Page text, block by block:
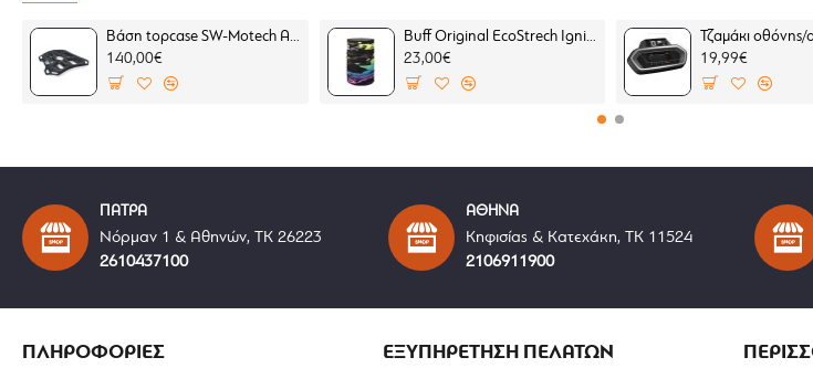
Βάση topcase SW-Motech ADVENTURE-RACK BMW F 450 GS μαύρη (για BMW σχάρα)
140,00€
Buff Original EcoStrech Ignite Multi (μαντήλι λαιμού)
23,00€
19,99€
ΠΑΤΡΑ
Νόρμαν 1 & Αθηνών, ΤΚ 26223
2610437100
ΑΘΗΝΑ
Κηφισίας & Κατεχάκη, ΤΚ 11524
2106911900
ΠΛΗΡΟΦΟΡΙΕΣ ΕΞΥΠΗΡΕΤΗΣΗ ΠΕΛΑΤΩΝ